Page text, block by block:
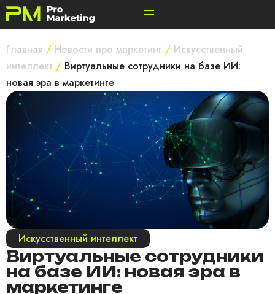
Главная / Новости про маркетинг / Искусственный
интеллект / Виртуальные сотрудники на базе ИИ:
новая эра в маркетинге
Искусственный интеллект
Виртуальные сотрудники
на базе ИИ: новая эра в
маркетинге